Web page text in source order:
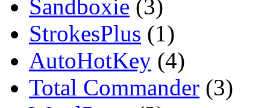
Sandboxie (3)
StrokesPlus (1)
AutoHotKey (4)
Total Commander (3)